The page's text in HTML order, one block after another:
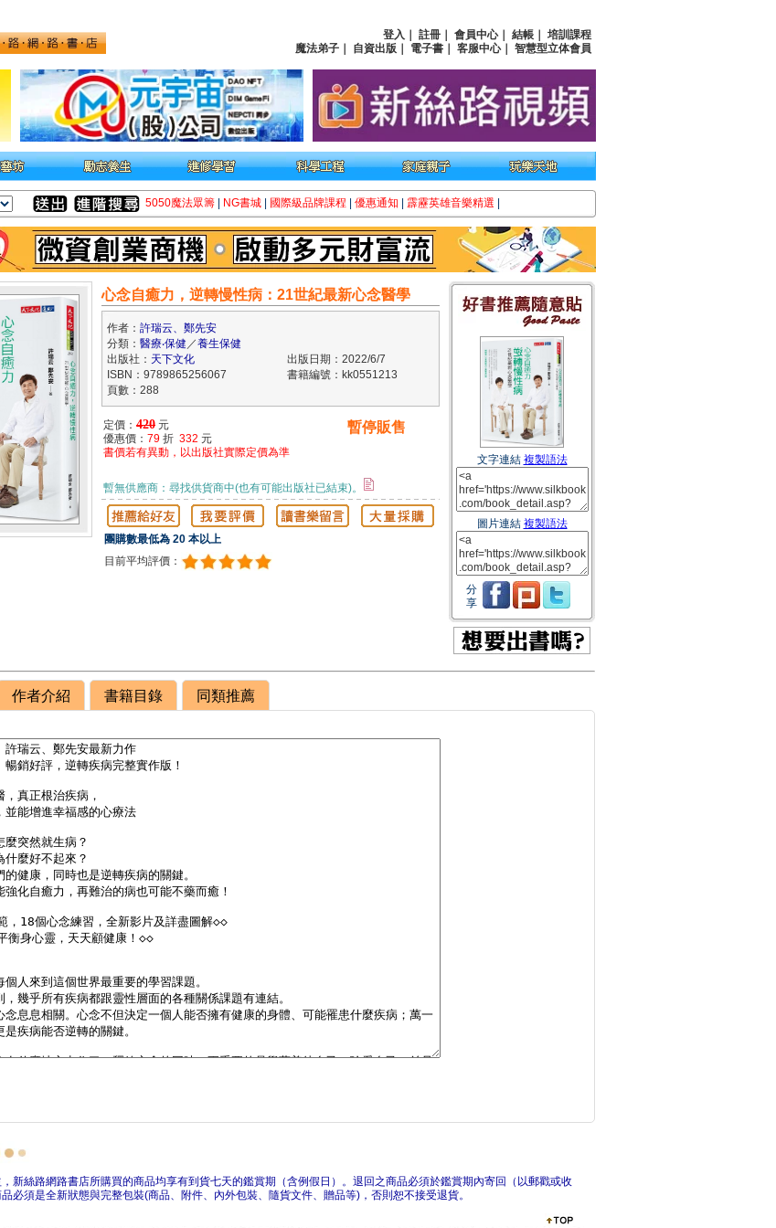
登入 註冊 會員中心｜ 結帳
培訓課程
魔法弟子
自資出版 電子書 客服中心｜ 智慧型立体會員
5050魔法眾籌 NG書城 國際級品牌課程 優惠通知 霹靂英雄音樂精選
心念自癒力，逆轉慢性病：21世紀最新心念醫學
作者： 許瑞云、鄭先安
分類： 醫療‧保健 ／養生保健
出版社： 天下文化
出版日期：2022/6/7
ISBN：9789865256067
書籍編號：kk0551213
頁數：288
定價： 420 元
優惠價： 79 折 332 元
書價若有異動，以出版社實際定價為準
暫停販售
暫無供應商：尋找供貨商中(也有可能出版社已結束)。
團購數最低為 20 本以上
目前平均評價：
文字連結 複製語法
圖片連結 複製語法
分
享
作者介紹 書籍目錄 同類推薦
新絲路網路書店所購買的商品均享有到貨七天的鑑賞期（含例假日）。退回之商品必須於鑑賞期內寄回（以郵戳或收
必須是全新狀態與完整包裝(商品、附件、內外包裝、隨貨文件、贈品等)，否則恕不接受退貨。